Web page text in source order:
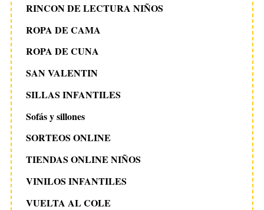
RINCON DE LECTURA NIÑOS
ROPA DE CAMA
ROPA DE CUNA
SAN VALENTIN
SILLAS INFANTILES
Sofás y sillones
SORTEOS ONLINE
TIENDAS ONLINE NIÑOS
VINILOS INFANTILES
VUELTA AL COLE